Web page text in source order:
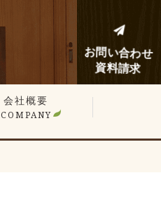
会社概要
COMPANY
お問い合わせ
資料請求